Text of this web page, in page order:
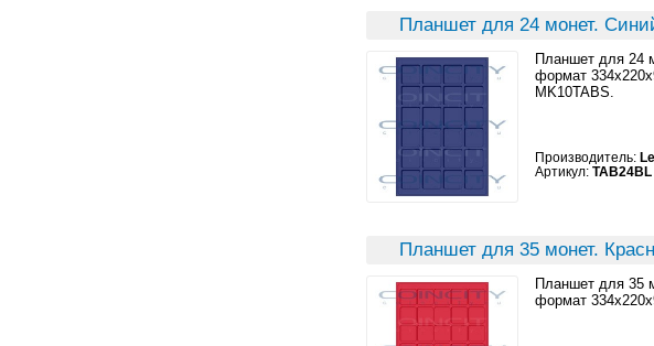
Планшет для 24 монет.
Планшет для 24
формат
MK10TABS.
Производитель:
Артикул: TAB24BL
Планшет для 35 монет.
Планшет для 35
формат